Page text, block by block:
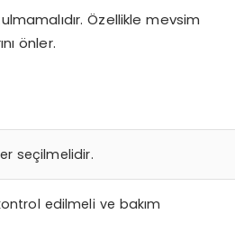
Özellikle mevsim
önler.
seçilmelidir.
edilmeli ve bakım